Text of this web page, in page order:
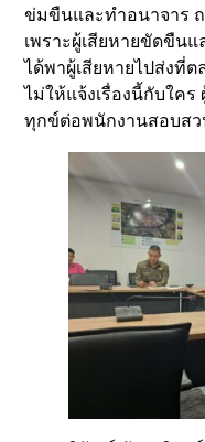
ข่มขืนและทำอนาจาร
เพราะผู้เสียหายขัดขืน
ได้พาผู้เสียหายไปส่งที่
ไม่ให้แจ้งเรื่องนี้กับใค
ทุกข์ต่อพนักงานสอบส